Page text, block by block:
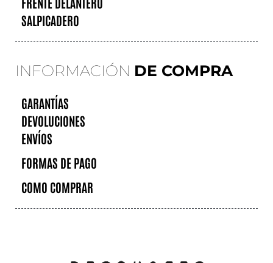
SALPICADERO
INFORMACIÓN DE COMPRA
GARANTÍAS
DEVOLUCIONES
ENVÍOS
FORMAS DE PAGO
COMO COMPRAR